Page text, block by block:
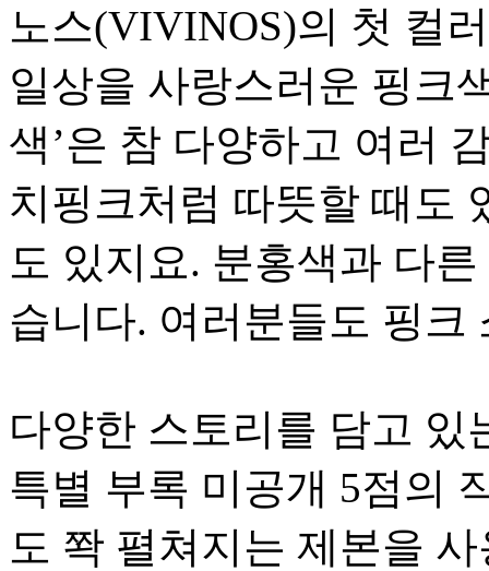
노스(VIVINOS)의 첫 컬
일상을 사랑스러운 핑크
색’은 참 다양하고 여러
치핑크처럼 따뜻할 때도
도 있지요. 분홍색과 다
습니다. 여러분들도 핑크
다양한 스토리를 담고 있
특별 부록 미공개 5점의
도 쫙 펼쳐지는 제본을